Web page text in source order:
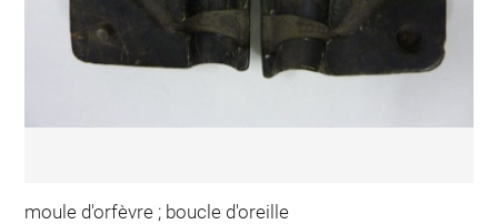
moule d'orfèvre ; boucle d'oreille